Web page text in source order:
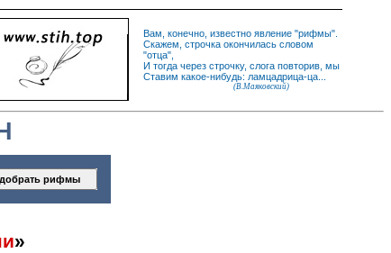
Вам, конечно, известно явление "рифмы".
Скажем, строчка окончилась словом
"отца",
И тогда через строчку, слога повторив, мы
Ставим какое-нибудь: ламцадрица-ца...
(В.Маяковский)
»